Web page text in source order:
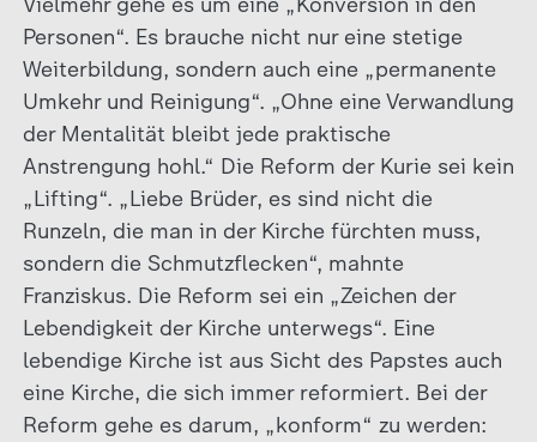
Personen“. Es brauche nicht nur eine stetige
Weiterbildung, sondern auch eine „permanente
Umkehr und Reinigung“. „Ohne eine Verwandlung
der Mentalität bleibt jede praktische
Anstrengung hohl.“ Die Reform der Kurie sei kein
„Lifting“. „Liebe Brüder, es sind nicht die
Runzeln, die man in der Kirche fürchten muss,
sondern die Schmutzflecken“, mahnte
Franziskus. Die Reform sei ein „Zeichen der
Lebendigkeit der Kirche unterwegs“. Eine
lebendige Kirche ist aus Sicht des Papstes auch
eine Kirche, die sich immer reformiert. Bei der
Reform gehe es darum, „konform“ zu werden: